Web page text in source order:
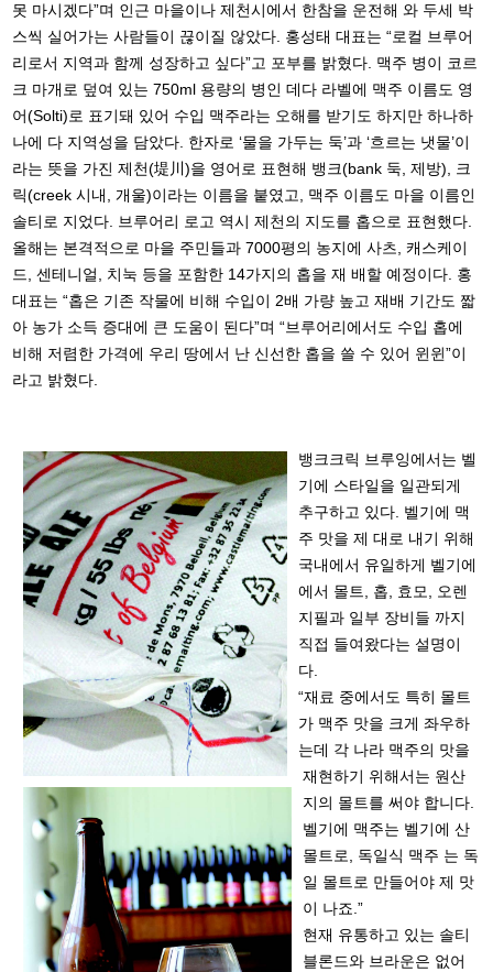
못 마시겠다”며 인근 마을이나 제천시에서 한참을 운전해 와 두세 박
스씩 실어가는 사람들이 끊이질 않았다. 홍성태 대표는 “로컬 브루어
리로서 지역과 함께 성장하고 싶다”고 포부를 밝혔다. 맥주 병이 코르
크 마개로 덮여 있는 750ml 용량의 병인 데다 라벨에 맥주 이름도 영
어(Solti)로 표기돼 있어 수입 맥주라는 오해를 받기도 하지만 하나하
나에 다 지역성을 담았다. 한자로 ‘물을 가두는 둑’과 ‘흐르는 냇물’이
라는 뜻을 가진 제천(堤川)을 영어로 표현해 뱅크(bank 둑, 제방), 크
릭(creek 시내, 개울)이라는 이름을 붙였고, 맥주 이름도 마을 이름인
솔티로 지었다. 브루어리 로고 역시 제천의 지도를 홉으로 표현했다.
올해는 본격적으로 마을 주민들과 7000평의 농지에 사츠, 캐스케이
드, 센테니얼, 치눅 등을 포함한 14가지의 홉을 재 배할 예정이다. 홍
대표는 “홉은 기존 작물에 비해 수입이 2배 가량 높고 재배 기간도 짧
아 농가 소득 증대에 큰 도움이 된다”며 “브루어리에서도 수입 홉에
비해 저렴한 가격에 우리 땅에서 난 신선한 홉을 쓸 수 있어 윈윈”이
라고 밝혔다.
뱅크크릭 브루잉에서는 벨
기에 스타일을 일관되게
추구하고 있다. 벨기에 맥
주 맛을 제 대로 내기 위해
국내에서 유일하게 벨기에
에서 몰트, 홉, 효모, 오렌
지필과 일부 장비들 까지
직접 들여왔다는 설명이
다.
“재료 중에서도 특히 몰트
가 맥주 맛을 크게 좌우하
는데 각 나라 맥주의 맛을
재현하기 위해서는 원산
지의 몰트를 써야 합니다.
벨기에 맥주는 벨기에 산
몰트로, 독일식 맥주 는 독
일 몰트로 만들어야 제 맛
이 나죠.”
현재 유통하고 있는 솔티
블론드와 브라운은 없어